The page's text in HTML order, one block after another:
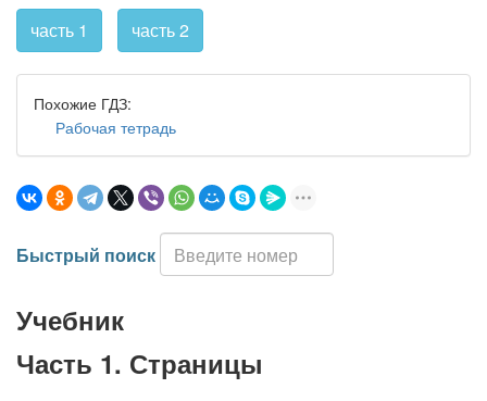
часть 1 часть 2
Похожие ГДЗ:
Рабочая тетрадь
Быстрый поиск
Учебник
Часть 1. Страницы